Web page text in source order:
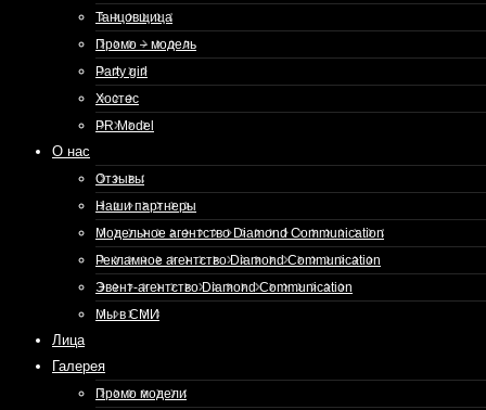
Танцовщица
Промо – модель
Party girl
Хостес
PR Model
О нас
Отзывы
Наши партнеры
Модельное агентство Diamond Communication
Рекламное агентство Diamond Communication
Эвент-агентство Diamond Communication
Мы в СМИ
Лица
Галерея
Промо модели